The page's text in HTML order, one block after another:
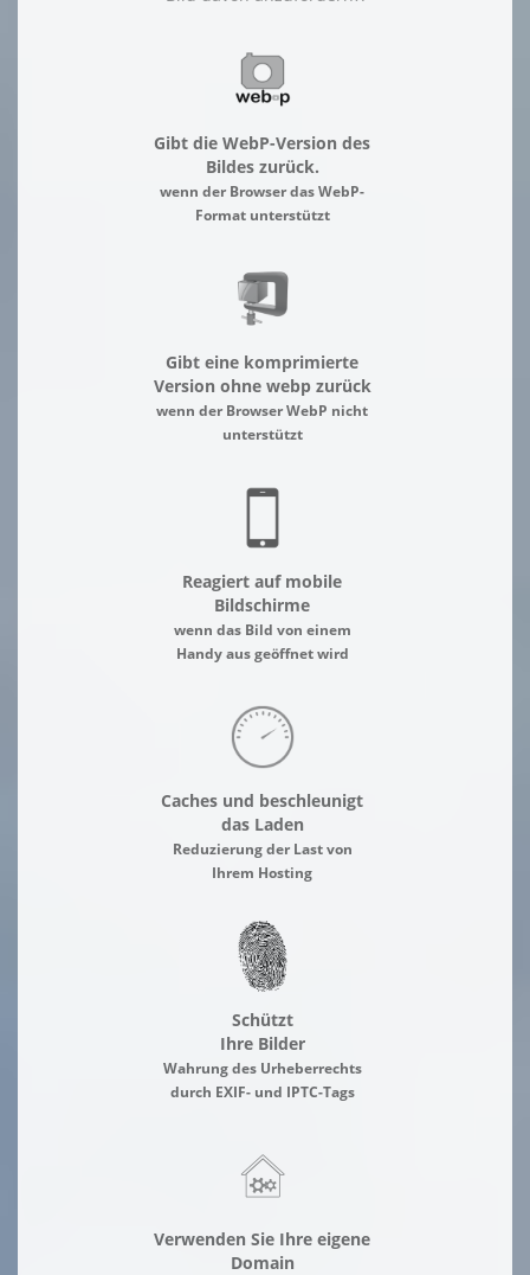
Gibt die WebP-Version des
Bildes zurück.
wenn der Browser das WebP-
Format unterstützt
Gibt eine komprimierte
Version ohne webp zurück
wenn der Browser WebP nicht
unterstützt
Reagiert auf mobile
Bildschirme
wenn das Bild von einem
Handy aus geöffnet wird
Caches und beschleunigt
das Laden
Reduzierung der Last von
Ihrem Hosting
Schützt
Ihre Bilder
Wahrung des Urheberrechts
durch EXIF- und IPTC-Tags
Verwenden Sie Ihre eigene
Domain